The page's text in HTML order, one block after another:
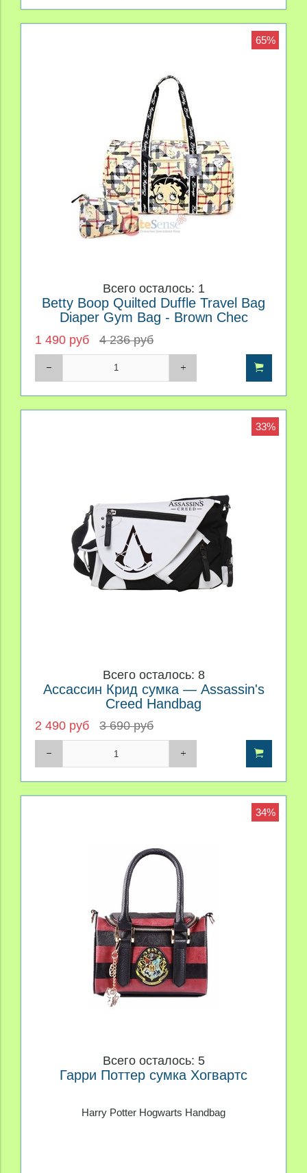
65%
Всего осталось: 1
Betty Boop Quilted Duffle Travel Bag
Diaper Gym Bag - Brown Chec
1 490 руб 4 236 руб
33%
Всего осталось: 8
Ассассин Крид сумка — Assassin's
Creed Handbag
2 490 руб 3 690 руб
34%
Всего осталось: 5
Гарри Поттер сумка Хогвартс
Harry Potter Hogwarts Handbag